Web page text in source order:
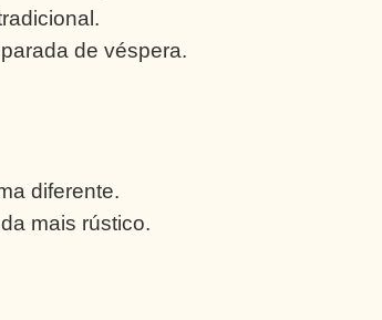
de véspera.
diferente.
mais rústico.